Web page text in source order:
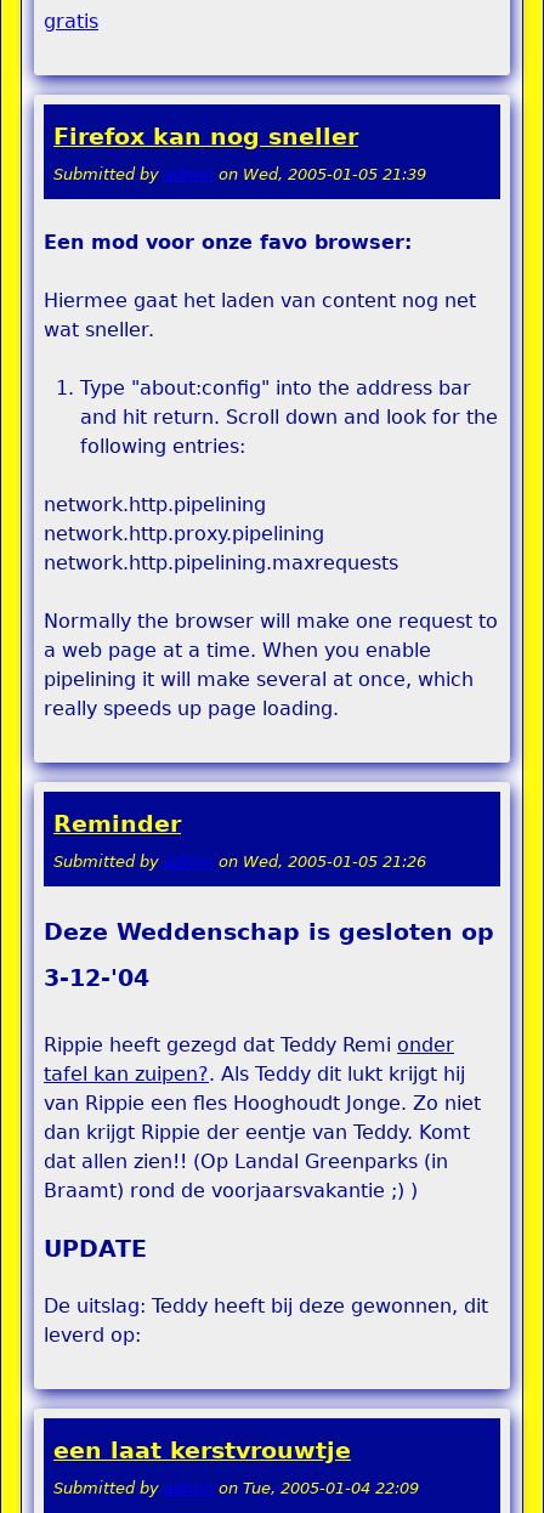
gratis
Firefox kan nog sneller
Submitted by admin on Wed, 2005-01-05 21:39
Een mod voor onze favo browser:
Hiermee gaat het laden van content nog net
wat sneller.
Type "about:config" into the address bar
and hit return. Scroll down and look for the
following entries:
network.http.pipelining
network.http.proxy.pipelining
network.http.pipelining.maxrequests
Normally the browser will make one request to
a web page at a time. When you enable
pipelining it will make several at once, which
really speeds up page loading.
Reminder
Submitted by admin on Wed, 2005-01-05 21:26
Deze Weddenschap is gesloten op
3-12-'04
Rippie heeft gezegd dat Teddy Remi onder
tafel kan zuipen?. Als Teddy dit lukt krijgt hij
van Rippie een fles Hooghoudt Jonge. Zo niet
dan krijgt Rippie der eentje van Teddy. Komt
dat allen zien!! (Op Landal Greenparks (in
Braamt) rond de voorjaarsvakantie ;) )
UPDATE
De uitslag: Teddy heeft bij deze gewonnen, dit
leverd op:
een laat kerstvrouwtje
Submitted by admin on Tue, 2005-01-04 22:09